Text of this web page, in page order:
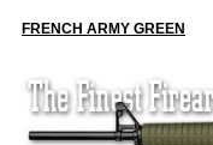
FRENCH ARMY GREEN